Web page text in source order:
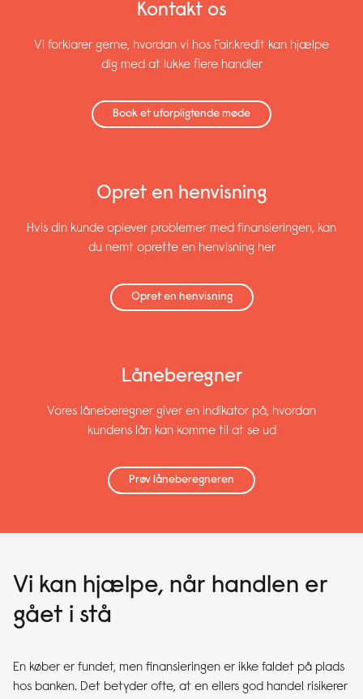
Kontakt os
Vi forklarer gerne, hvordan vi hos Fair.kredit kan hjælpe
dig med at lukke flere handler
Book et uforpligtende møde
Opret en henvisning
Hvis din kunde oplever problemer med finansieringen, kan
du nemt oprette en henvisning her
Opret en henvisning
Låneberegner
Vores låneberegner giver en indikator på, hvordan
kundens lån kan komme til at se ud
Prøv låneberegneren
Vi kan hjælpe, når handlen er
gået i stå
En køber er fundet, men finansieringen er ikke faldet på plads
hos banken. Det betyder ofte, at en ellers god handel risikerer